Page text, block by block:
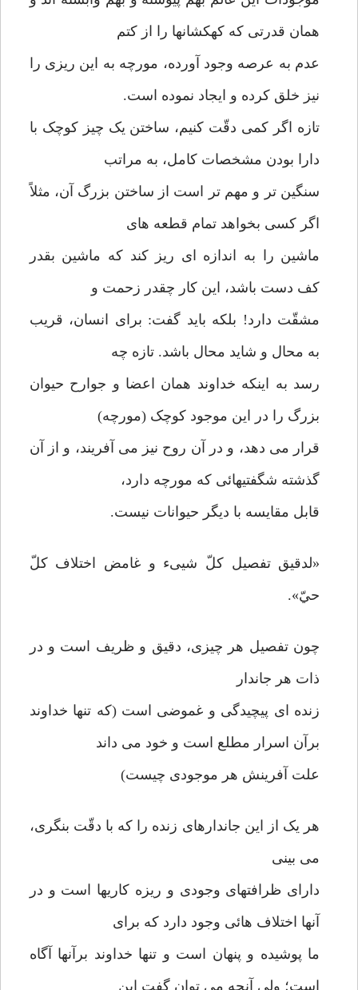
همان قدرتی که کهکشانها را از کتم
عدم به عرصه وجود آورده، مورچه به این ریزی را
نیز خلق کرده و ایجاد نموده است.
تازه اگر کمی دقّت کنیم، ساختن یک چیز کوچک با
دارا بودن مشخصات کامل، به مراتب
سنگین تر و مهم تر است از ساختن بزرگ آن، مثلاً
اگر کسی بخواهد تمام قطعه های
ماشین را به اندازه ای ریز کند که ماشین بقدر
کف دست باشد، این کار چقدر زحمت و
مشقّت دارد! بلکه باید گفت: برای انسان، قریب
به محال و شاید محال باشد. تازه چه
رسد به اینکه خداوند همان اعضا و جوارح حیوان
بزرگ را در این موجود کوچک (مورچه)
قرار می دهد، و در آن روح نیز می آفریند، و از آن
گذشته شگفتیهائی که مورچه دارد،
قابل مقایسه با دیگر حیوانات نیست.
«لدقیق تفصیل کلّ شییء و غامض اختلاف کلّ
حيّ».
چون تفصیل هر چیزی، دقیق و ظریف است و در
ذات هر جاندار
زنده ای پیچیدگی و غموضی است (که تنها خداوند
برآن اسرار مطلع است و خود می داند
علت آفرینش هر موجودی چیست)
هر یک از این جاندارهای زنده را که با دقّت بنگری،
می بینی
دارای ظرافتهای وجودی و ریزه کاریها است و در
آنها اختلاف هائی وجود دارد که برای
ما پوشیده و پنهان است و تنها خداوند برآنها آگاه
است؛ ولی آنچه می توان گفت این